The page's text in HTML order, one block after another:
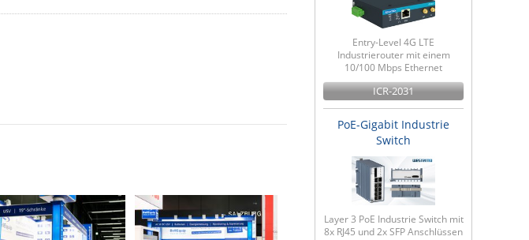
Entry-Level 4G LTE
Industrierouter mit einem
10/100 Mbps Ethernet
ICR-2031
PoE-Gigabit Industrie
Switch
Layer 3 PoE Industrie Switch mit
8x RJ45 und 2x SFP Anschlüssen